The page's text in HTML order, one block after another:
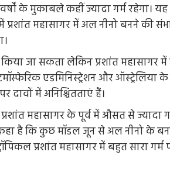
के मुकाबले कहीं ज्यादा गर्म रहेगा।
महासागर में अल नीनो बनने की
जा सकता लेकिन प्रशांत
एडमिनिस्ट्रेशन और ऑस्ट्रेलिया के
में अनिश्चितताएं हैं।
महासागर के पूर्व में औसत से ज्यादा
है कि कुछ मॉडल जून से अल नीनो के
प्रशांत महासागर में बहुत सारा गर्म